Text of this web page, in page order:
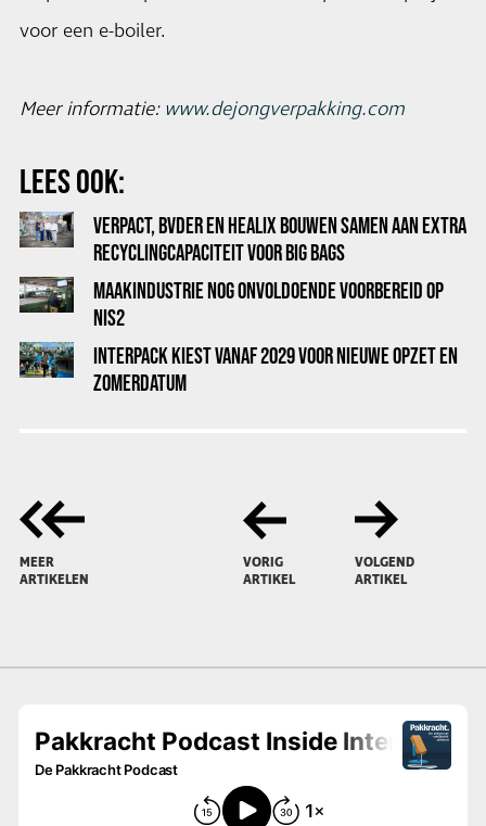
voor een e-boiler.
Meer informatie: www.dejongverpakking.com
LEES OOK:
VERPACT, BVDER EN HEALIX BOUWEN SAMEN AAN EXTRA
RECYCLINGCAPACITEIT VOOR BIG BAGS
MAAKINDUSTRIE NOG ONVOLDOENDE VOORBEREID OP
NIS2
INTERPACK KIEST VANAF 2029 VOOR NIEUWE OPZET EN
ZOMERDATUM
MEER
ARTIKELEN
VORIG
ARTIKEL
VOLGEND
ARTIKEL